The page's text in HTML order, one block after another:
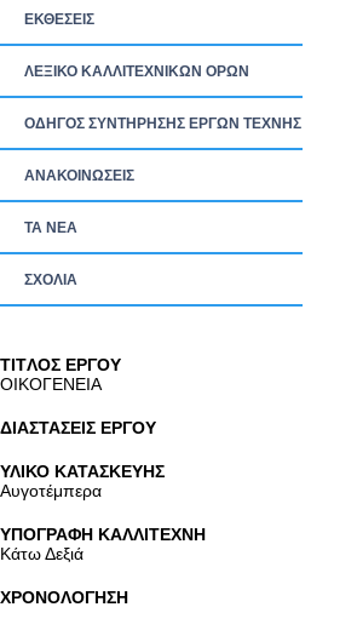
ΕΚΘΕΣΕΙΣ
ΛΕΞΙΚΟ ΚΑΛΛΙΤΕΧΝΙΚΩΝ ΟΡΩΝ
ΟΔΗΓΟΣ ΣΥΝΤΗΡΗΣΗΣ ΕΡΓΩΝ ΤΕΧΝΗΣ
ΑΝΑΚΟΙΝΩΣΕΙΣ
ΤΑ ΝEΑ
ΣΧΟΛΙΑ
TITΛΟΣ ΕΡΓΟΥ
ΟΙΚΟΓΕΝΕΙΑ
ΔΙΑΣΤΑΣΕΙΣ ΕΡΓΟΥ
ΥΛΙΚΟ ΚΑΤΑΣΚΕΥΗΣ
Αυγοτέμπερα
ΥΠΟΓΡΑΦΗ ΚΑΛΛΙΤΕΧΝΗ
Κάτω Δεξιά
ΧΡΟΝΟΛΟΓΗΣΗ